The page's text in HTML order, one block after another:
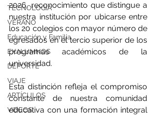
TECNOLOGÍA
VERANO
Educación y Familia
EXALUMNOS
DEPORTE
VIAJE
ARTÍCULOS
VIDEOS
2026, reconocimiento que distingue a
nuestra institución por ubicarse entre
los 20 colegios con mayor número de
egresados en el tercio superior de los
programas académicos de la
universidad.
Esta distinción refleja el compromiso
constante de nuestra comunidad
educativa con una formación integral